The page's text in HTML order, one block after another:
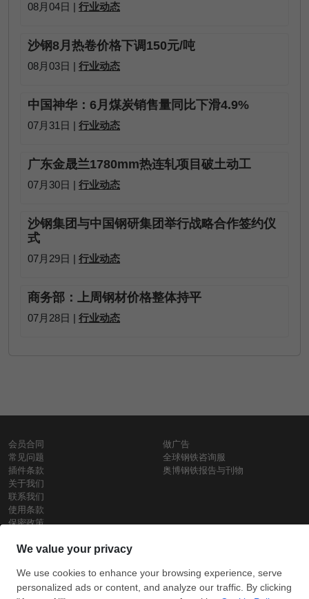
08月04日 | 行业动态
沙钢8月热卷价格下调150元/吨
08月03日 | 行业动态
中国神华：6月煤炭销售量同比下滑4.9%
07月31日 | 行业动态
广东金晟兰1780mm热连轧项目破土动工
07月30日 | 行业动态
沙钢集团与中国钢研集团举行战略合作签约仪
式
07月29日 | 行业动态
商务部：上周钢材价格整体持平
07月28日 | 行业动态
会员合同
常见问题
插件条款
关于我们
联系我们
使用条款
保密政策
做广告
全球钢铁咨询服
奥博钢铁报告与刊物
铁价格
每日废钢价格
保留所有权利